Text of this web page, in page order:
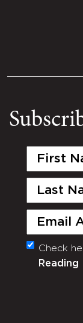
First
Last
Email
Monthly
Check
Reading